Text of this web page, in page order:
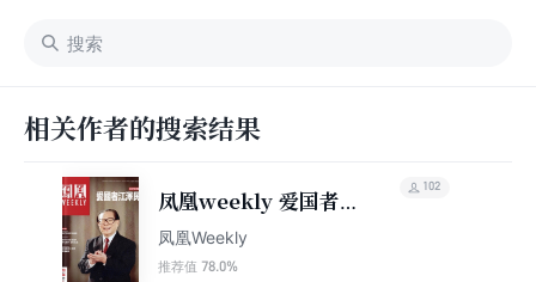
相关作者的搜索结果
凤凰weekly 爱国者江
泽民（2023年第1期）
凤凰Weekly
推荐值 78.0%
102